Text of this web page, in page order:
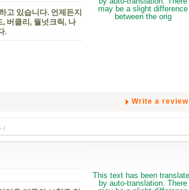
고 있습니다. 언제든지
버클리, 월넛크릭, 나
.
Write a review